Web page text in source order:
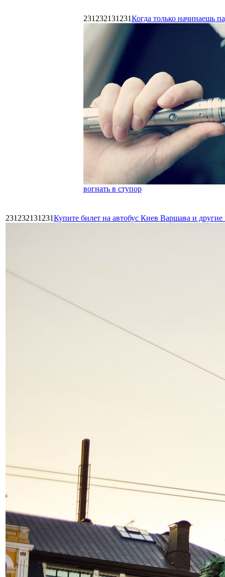
231232131231Когда только начинаешь
вогнать в ступор
231232131231Купите билет на автобус Киев Варшава и